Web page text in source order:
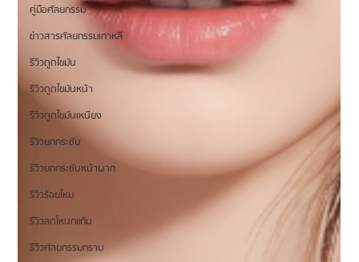
คู่มือศัลยกรรม
ข่าวสารศัลยกรรมเกาหลี
รีวิวดูดไขมัน
รีวิวดูดไขมันหน้า
รีวิวดูดไขมันเหนียง
รีวิวยกกระชับ
รีวิวยกกระชับหน้าผาก
รีวิวร้อยไหม
รีวิวลดโหนกแก้ม
รีวิวศัลยกรรมกราม